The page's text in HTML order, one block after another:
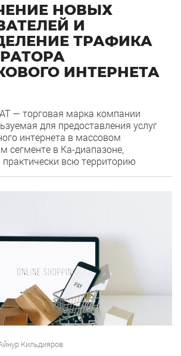
НОВЫХ
И
ТРАФИКА
ИНТЕРНЕТА
— торговая марка компании
для предоставления услуг
интернета в массовом
сегменте в Ka-диапазоне,
всю территорию
неравенства» […]
Кильдияров